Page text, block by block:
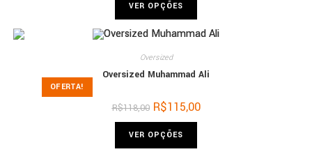
VER OPÇÕES
OFERTA!
Oversized
Oversized Muhammad Ali
R$118,00 R$115,00
VER OPÇÕES